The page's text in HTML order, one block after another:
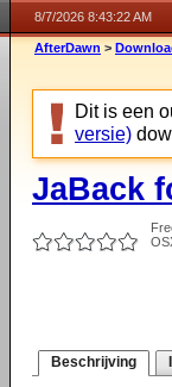
8/7/2026 8:43:22 AM
AfterDawn >
Dit is een
versie)
JaBack
Beschrijving